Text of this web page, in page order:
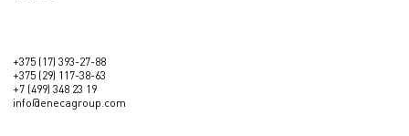
+375 (17) 393-27-88
+375 (29) 117-38-63
+7 (499) 348 23 19
info@enecagroup.com